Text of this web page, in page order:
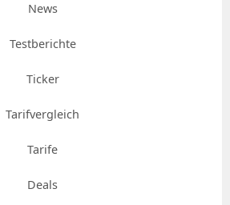
News
Testberichte
Ticker
Tarifvergleich
Tarife
Deals